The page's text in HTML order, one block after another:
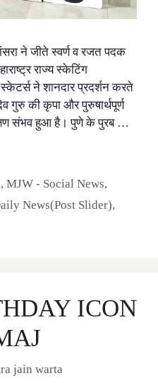
ने जीते स्वर्ण व रजत पदक
राज्य स्केटिंग
ने शानदार प्रदर्शन करते
गुरु की कृपा और पुरुषार्थपूर्ण
क्षण संभव हुआ है। पुणे के पुरब …
,MJW - Social News,
News(Post Slider),
ICON
jain warta